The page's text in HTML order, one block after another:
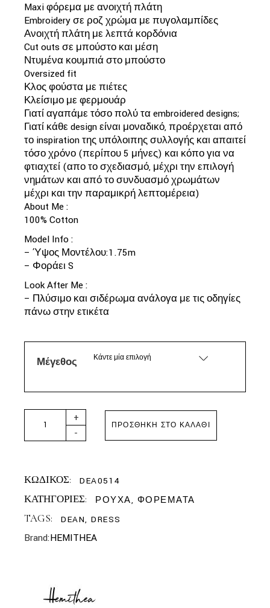
Maxi φόρεμα με ανοιχτή πλάτη
Embroidery σε ροζ χρώμα με πυγολαμπίδες
Ανοιχτή πλάτη με λεπτά κορδόνια
Cut outs σε μπούστο και μέση
Ντυμένα κουμπιά στο μπούστο
Oversized fit
Κλος φούστα με πιέτες
Κλείσιμο με φερμουάρ
Γιατί αγαπάμε τόσο πολύ τα embroidered designs;
Γιατί κάθε design είναι μοναδικό, προέρχεται από
το inspiration της υπόλοιπης συλλογής και απαιτεί
τόσο χρόνο (περίπου 5 μήνες) και κόπο για να
φτιαχτεί (απο το σχεδιασμό, μέχρι την επιλογή
νημάτων και από το συνδυασμό χρωμάτων
μέχρι και την παραμικρή λεπτομέρεια)
About Me :
100% Cotton
Model Info :
– Ύψος Μοντέλου:1.75m
– Φοράει S
Look After Me :
– Πλύσιμο και σιδέρωμα ανάλογα με τις οδηγίες
πάνω στην ετικέτα
Μέγεθος Κάντε μία επιλογή
HEMITHEA - DEAN DRESS RED quantity
-
+
ΠΡΟΣΘΉΚΗ ΣΤΟ ΚΑΛΆΘΙ
ΚΩΔΙΚΟΣ: DEA0514
ΚΑΤΗΓΟΡΙΕΣ: ΡΟΥΧΑ, ΦΟΡΕΜΑΤΑ
TAGS: DEAN, DRESS
Brand:HEMITHEA